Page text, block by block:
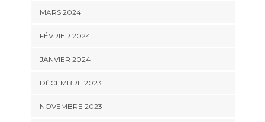
MARS 2024
FÉVRIER 2024
JANVIER 2024
DÉCEMBRE 2023
NOVEMBRE 2023